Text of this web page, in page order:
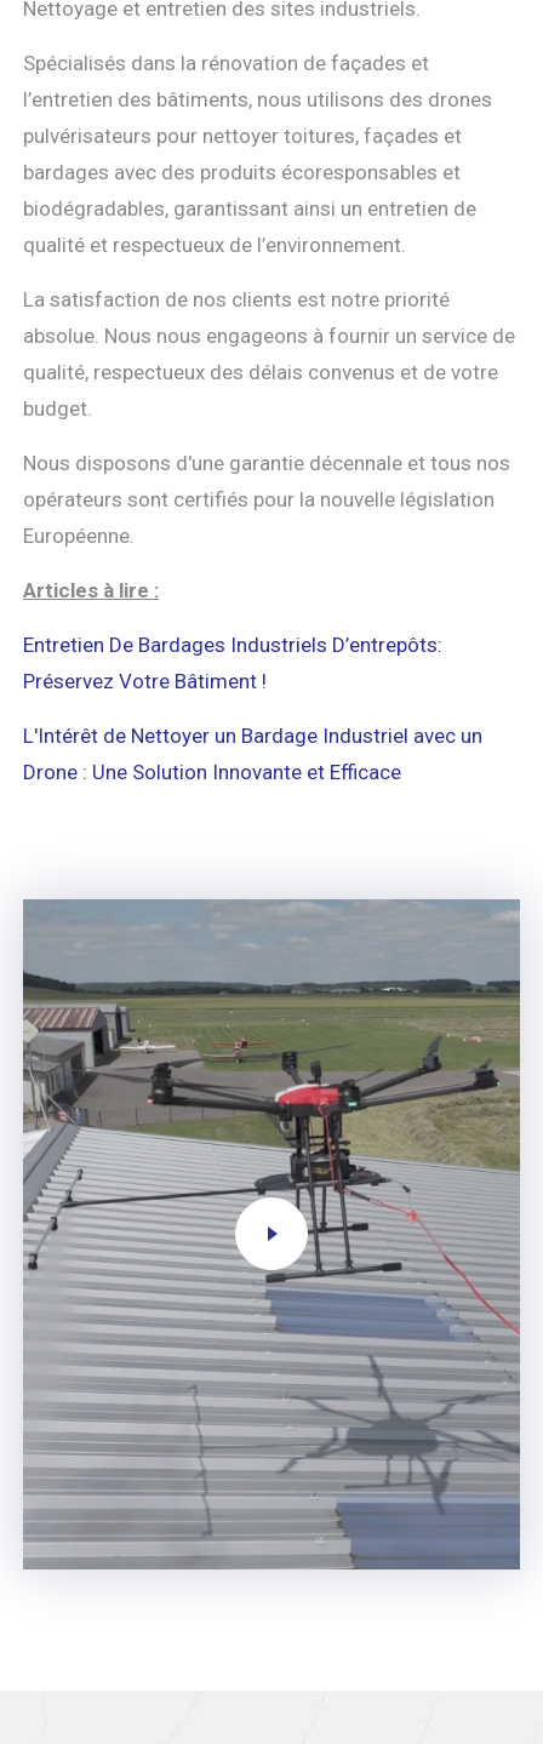
Nettoyage et entretien des sites industriels.
Spécialisés dans la rénovation de façades et
l’entretien des bâtiments, nous utilisons des drones
pulvérisateurs pour nettoyer toitures, façades et
bardages avec des produits écoresponsables et
biodégradables, garantissant ainsi un entretien de
qualité et respectueux de l’environnement.
La satisfaction de nos clients est notre priorité
absolue. Nous nous engageons à fournir un service de
qualité, respectueux des délais convenus et de votre
budget.
Nous disposons d'une garantie décennale et tous nos
opérateurs sont certifiés pour la nouvelle législation
Européenne.
Articles à lire :
Entretien De Bardages Industriels D’entrepôts:
Préservez Votre Bâtiment !
L'Intérêt de Nettoyer un Bardage Industriel avec un
Drone : Une Solution Innovante et Efficace